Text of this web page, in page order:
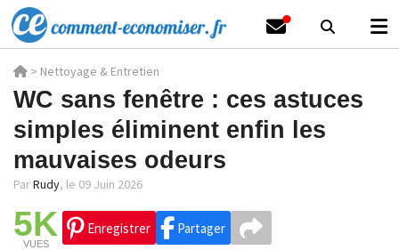
> Nettoyage & Entretien
WC sans fenêtre : ces astuces
simples éliminent enfin les
mauvaises odeurs
ParRudy, le 09 Juin 2026
5K
VUES
Enregistrer Partager